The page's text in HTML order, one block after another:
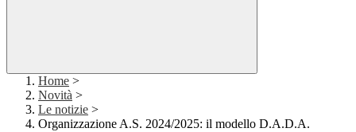
Home >
Novità >
Le notizie >
Organizzazione A.S. 2024/2025: il modello D.A.D.A.